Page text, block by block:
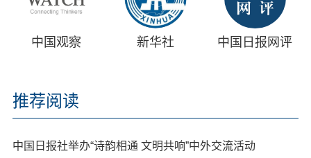
中国观察 新华社 中国日报网评
推荐阅读
中国日报社举办“诗韵相通 文明共响”中外交流活动